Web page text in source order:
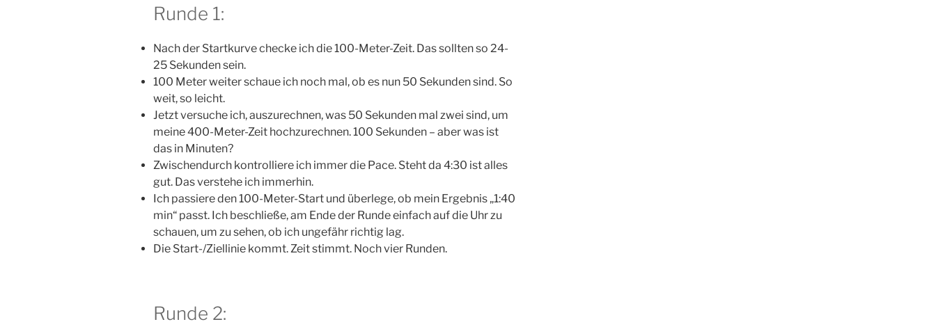
Runde 1:
Nach der Startkurve checke ich die 100-Meter-Zeit. Das sollten so 24-
25 Sekunden sein.
100 Meter weiter schaue ich noch mal, ob es nun 50 Sekunden sind. So
weit, so leicht.
Jetzt versuche ich, auszurechnen, was 50 Sekunden mal zwei sind, um
meine 400-Meter-Zeit hochzurechnen. 100 Sekunden – aber was ist
das in Minuten?
Zwischendurch kontrolliere ich immer die Pace. Steht da 4:30 ist alles
gut. Das verstehe ich immerhin.
Ich passiere den 100-Meter-Start und überlege, ob mein Ergebnis „1:40
min“ passt. Ich beschließe, am Ende der Runde einfach auf die Uhr zu
schauen, um zu sehen, ob ich ungefähr richtig lag.
Die Start-/Ziellinie kommt. Zeit stimmt. Noch vier Runden.
Runde 2: